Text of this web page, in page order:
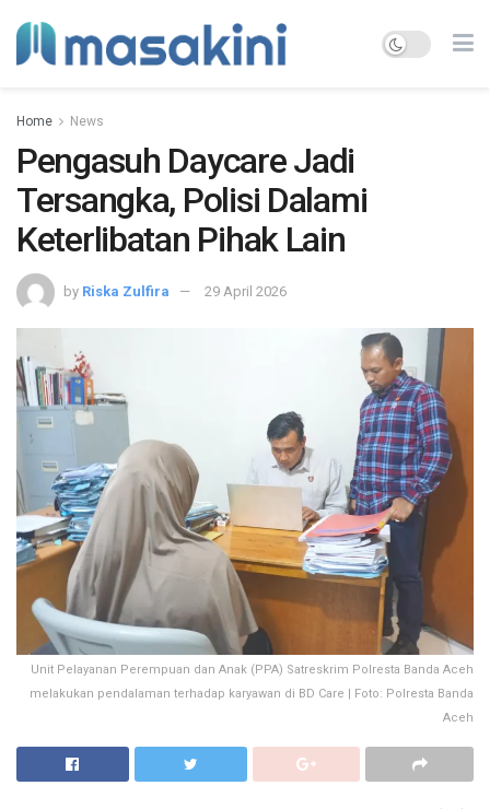
Home News
Pengasuh Daycare Jadi
Tersangka, Polisi Dalami
Keterlibatan Pihak Lain
by Riska Zulfira 29 April 2026
Unit Pelayanan Perempuan dan Anak (PPA) Satreskrim Polresta Banda Aceh
melakukan pendalaman terhadap karyawan di BD Care | Foto: Polresta Banda
Aceh